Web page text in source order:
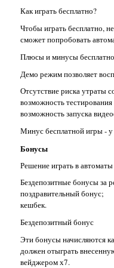
Как играть бесплатно?
Чтобы играть бесплатно,
сможет попробовать
Плюсы и минусы
Демо режим позволяет
Отсутствие риска утраты
возможность
возможность запуска
Минус бесплатной игры -
Бонусы
Решение играть в
Бездепозитные бонусы за
поздравительный бонус;
кешбек.
Бездепозитный бонус
Эти бонусы начисляются
должен отыграть
вейджером х7.